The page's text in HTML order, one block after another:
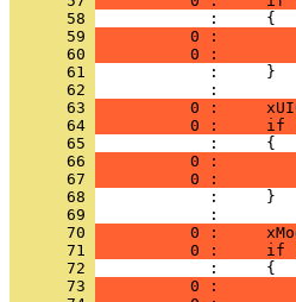
      58
      59
0 :
      60
0 :
      61
      62
      63
0 :
      64
0 :     if
      65
      66
0 :
      67
0 :
      68
      69
      70
0 :
      71
0 :     if
      72
      73
0 :